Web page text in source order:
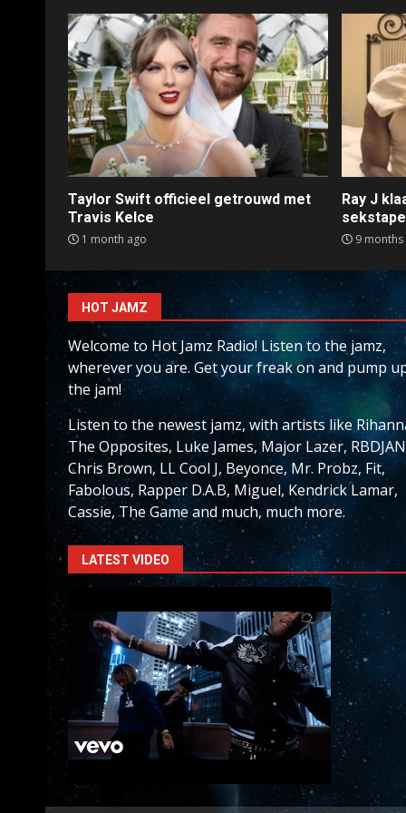
Taylor Swift officieel getrouwd met
Travis Kelce
1 month ago
Ray J
sekstape
9 months
HOT JAMZ
Welcome to Hot Jamz Radio! Listen to the jamz,
wherever you are. Get your freak on and pump
the jam!
Listen to the newest jamz, with artists like
The Opposites, Luke James, Major Lazer,
Chris Brown, LL Cool J, Beyonce, Mr. Probz, Fit,
Fabolous, Rapper D.A.B, Miguel, Kendrick Lamar,
Cassie, The Game and much, much more.
LATEST VIDEO